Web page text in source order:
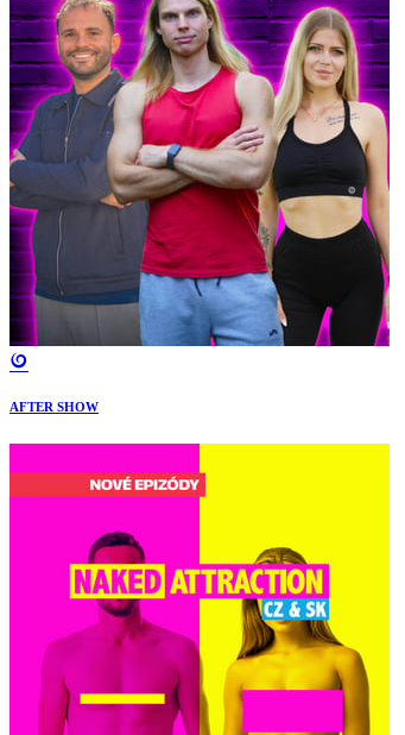
AFTER SHOW